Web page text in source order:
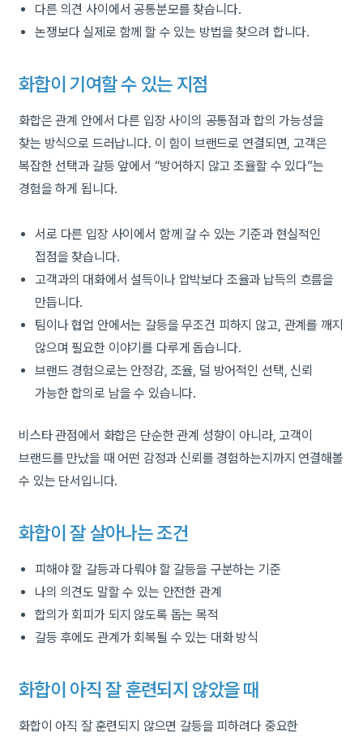
다른 의견 사이에서 공통분모를 찾습니다.
논쟁보다 실제로 함께 할 수 있는 방법을 찾으려 합니다.
화합이 기여할 수 있는 지점
화합은 관계 안에서 다른 입장 사이의 공통점과 합의 가능성을
찾는 방식으로 드러납니다. 이 힘이 브랜드로 연결되면, 고객은
복잡한 선택과 갈등 앞에서 “방어하지 않고 조율할 수 있다”는
경험을 하게 됩니다.
서로 다른 입장 사이에서 함께 갈 수 있는 기준과 현실적인
접점을 찾습니다.
고객과의 대화에서 설득이나 압박보다 조율과 납득의 흐름을
만듭니다.
팀이나 협업 안에서는 갈등을 무조건 피하지 않고, 관계를 깨지
않으며 필요한 이야기를 다루게 돕습니다.
브랜드 경험으로는 안정감, 조율, 덜 방어적인 선택, 신뢰
가능한 합의로 남을 수 있습니다.
비스타 관점에서 화합은 단순한 관계 성향이 아니라, 고객이
브랜드를 만났을 때 어떤 감정과 신뢰를 경험하는지까지 연결해볼
수 있는 단서입니다.
화합이 잘 살아나는 조건
피해야 할 갈등과 다뤄야 할 갈등을 구분하는 기준
나의 의견도 말할 수 있는 안전한 관계
합의가 회피가 되지 않도록 돕는 목적
갈등 후에도 관계가 회복될 수 있는 대화 방식
화합이 아직 잘 훈련되지 않았을 때
화합이 아직 잘 훈련되지 않으면 갈등을 피하려다 중요한